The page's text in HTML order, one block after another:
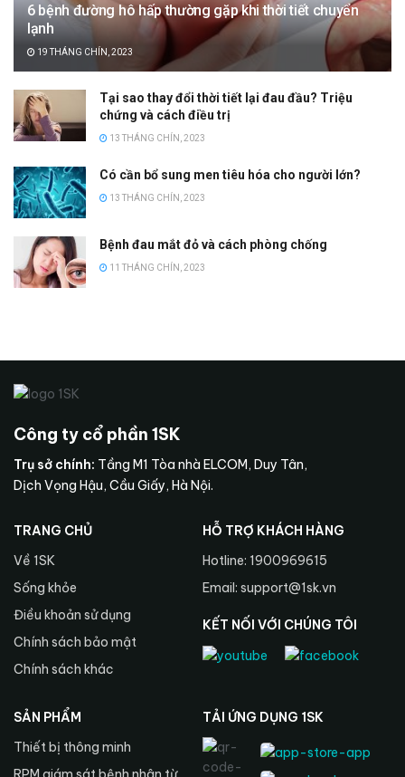
6 bệnh đường hô hấp thường gặp khi thời tiết chuyển
lạnh
19 THÁNG CHÍN, 2023
Tại sao thay đổi thời tiết lại đau đầu? Triệu
chứng và cách điều trị
13 THÁNG CHÍN, 2023
Có cần bổ sung men tiêu hóa cho người lớn?
13 THÁNG CHÍN, 2023
Bệnh đau mắt đỏ và cách phòng chống
11 THÁNG CHÍN, 2023
Công ty cổ phần 1SK
Trụ sở chính: Tầng M1 Tòa nhà ELCOM, Duy Tân,
Dịch Vọng Hậu, Cầu Giấy, Hà Nội.
TRANG CHỦ
Về 1SK
Sống khỏe
Điều khoản sử dụng
Chính sách bảo mật
Chính sách khác
HỖ TRỢ KHÁCH HÀNG
Hotline: 1900969615
Email: support@1sk.vn
KẾT NỐI VỚI CHÚNG TÔI
SẢN PHẨM
Thiết bị thông minh
TẢI ỨNG DỤNG 1SK